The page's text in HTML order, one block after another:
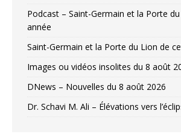
Podcast – Saint-Germain et la Porte
année
Saint-Germain et la Porte du Lion de
Images ou vidéos insolites du 8 août
DNews – Nouvelles du 8 août 2026
Dr. Schavi M. Ali – Élévations vers